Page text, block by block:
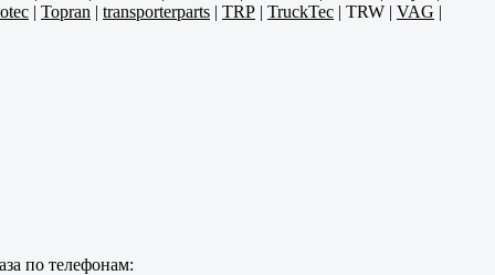
| Topran | transporterparts | TRP | TruckTec | TRW | VAG |
по телефонам: